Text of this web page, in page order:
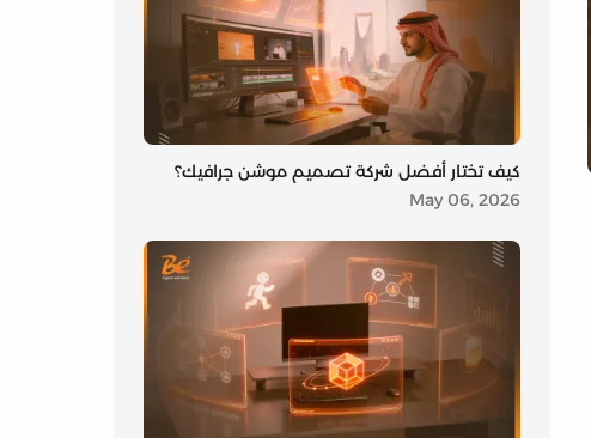
كيف تختار أفضل شركة تصميم موشن جرافيك؟
May 06, 2026